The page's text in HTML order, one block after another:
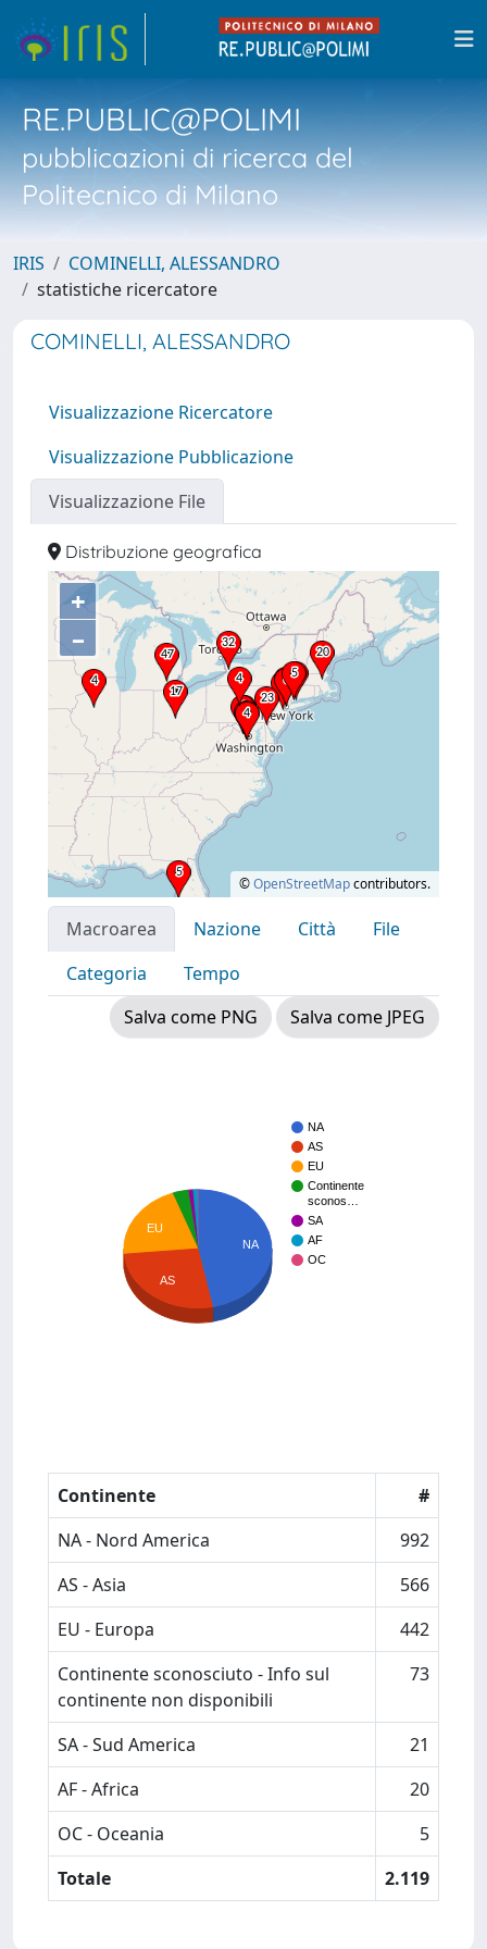
RE.PUBLIC@POLIMI
pubblicazioni di ricerca del
Politecnico di Milano
IRIS
COMINELLI, ALESSANDRO
statistiche ricercatore
COMINELLI, ALESSANDRO
Visualizzazione Ricercatore
Visualizzazione Pubblicazione
Visualizzazione File
Distribuzione geografica
+
–
©OpenStreetMapcontributors.
Macroarea Nazione Città
File
Categoria
Tempo
Salva come PNG
Salva come JPEG
NA
AS
EU
Continente
sconos…
SA
AF
OC
NA
EU
AS
Continente
#
NA - Nord America
992
AS - Asia
566
EU - Europa
442
Continente sconosciuto - Info sul
continente non disponibili
73
SA - Sud America
21
AF - Africa
20
OC - Oceania
5
Totale
2.119